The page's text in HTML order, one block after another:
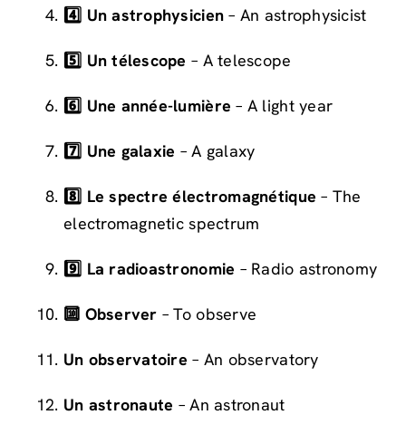
4️⃣ Un astrophysicien – An astrophysicist
5️⃣ Un télescope – A telescope
6️⃣ Une année-lumière – A light year
7️⃣ Une galaxie – A galaxy
8️⃣ Le spectre électromagnétique – The
electromagnetic spectrum
9️⃣ La radioastronomie – Radio astronomy
🔟 Observer – To observe
Un observatoire – An observatory
Un astronaute – An astronaut